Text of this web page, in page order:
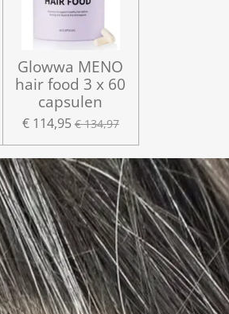
Glowwa MENO
hair food 3 x 60
capsulen
€ 114,95 € 134,97